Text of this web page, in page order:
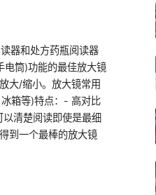
器和处方药瓶阅读器
电筒)功能的最佳放大镜
大/缩小。放大镜常用
箱等)特点：- 高对比
清楚阅读即使是最细
到一个最棒的放大镜